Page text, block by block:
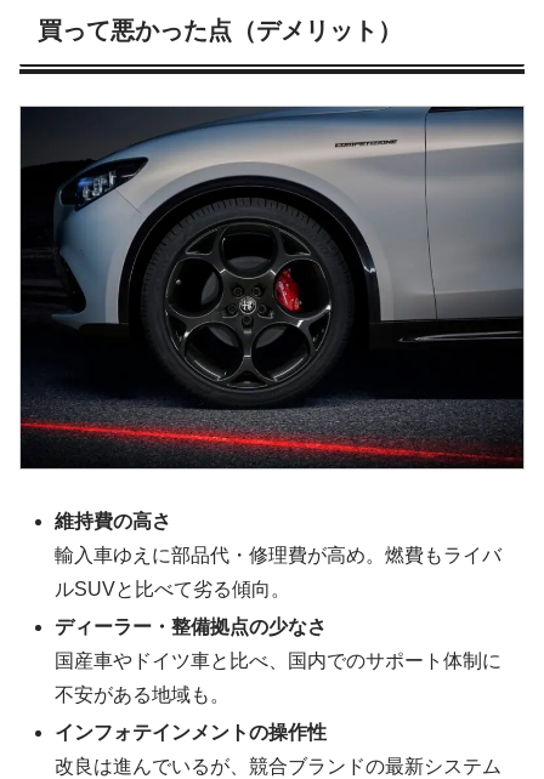
買って悪かった点（デメリット）
維持費の高さ
輸入車ゆえに部品代・修理費が高め。燃費もライバ
ルSUVと比べて劣る傾向。
ディーラー・整備拠点の少なさ
国産車やドイツ車と比べ、国内でのサポート体制に
不安がある地域も。
インフォテインメントの操作性
改良は進んでいるが、競合ブランドの最新システム